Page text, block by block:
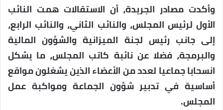
وأكدت مصادر الجريدة، أن الاستقالات همت النائب
الأول لرئيس المجلس، والنائب الثاني، والنائب الرابع،
إلى جانب رئيس لجنة الميزانية والشؤون المالية
والبرمجة، فضلا عن نائبة كاتب المجلس، ما يشكل
انسحابا جماعيا لعدد من الأعضاء الذين يشغلون مواقع
أساسية في تدبير شؤون الجماعة ومواكبة عمل
المجلس.